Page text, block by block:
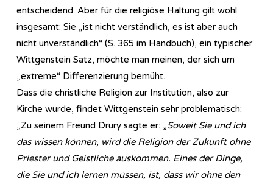
entscheidend. Aber für die religiöse Haltung gilt wohl
insgesamt: Sie „ist nicht verständlich, es ist aber auch
nicht unverständlich“ (S. 365 im Handbuch), ein typischer
Wittgenstein Satz, möchte man meinen, der sich um
„extreme“ Differenzierung bemüht.
Dass die christliche Religion zur Institution, also zur
Kirche wurde, findet Wittgenstein sehr problematisch:
„Zu seinem Freund Drury sagte er: „Soweit Sie und ich
das wissen können, wird die Religion der Zukunft ohne
Priester und Geistliche auskommen. Eines der Dinge,
die Sie und ich lernen müssen, ist, dass wir ohne den